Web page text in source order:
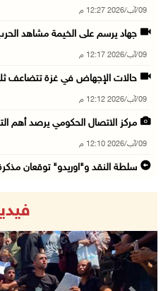
09/آب/2026 12:27 م
جهاد يرسم على الخيمة مشاهد
09/آب/2026 12:17 م
حالات الإجهاض في غزة تتضاعف
09/آب/2026 12:12 م
مركز الاتصال الحكومي يرصد أهم
09/آب/2026 12:10 م
سلطة النقد و"اوريدو" توقعان
"استشاري فتح" ينعى القائد
09/آب/2026 11:53 ص
مستعمرون يتلفون مزروعات بعد